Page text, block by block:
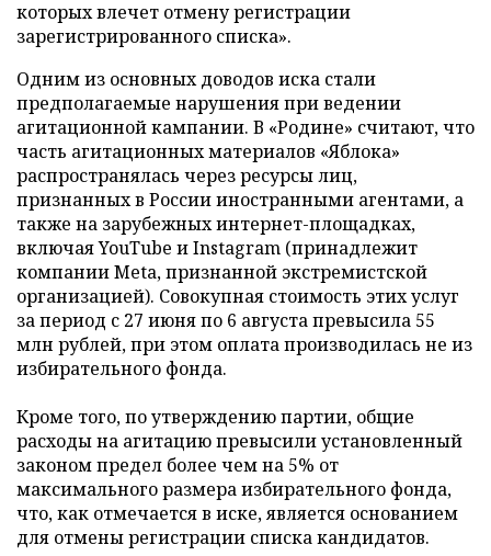
которых влечет отмену регистрации
зарегистрированного списка».
Одним из основных доводов иска стали
предполагаемые нарушения при ведении
агитационной кампании. В «Родине» считают, что
часть агитационных материалов «Яблока»
распространялась через ресурсы лиц,
признанных в России иностранными агентами, а
также на зарубежных интернет-площадках,
включая YouTube и Instagram (принадлежит
компании Meta, признанной экстремистской
организацией). Совокупная стоимость этих услуг
за период с 27 июня по 6 августа превысила 55
млн рублей, при этом оплата производилась не из
избирательного фонда.
Кроме того, по утверждению партии, общие
расходы на агитацию превысили установленный
законом предел более чем на 5% от
максимального размера избирательного фонда,
что, как отмечается в иске, является основанием
для отмены регистрации списка кандидатов.